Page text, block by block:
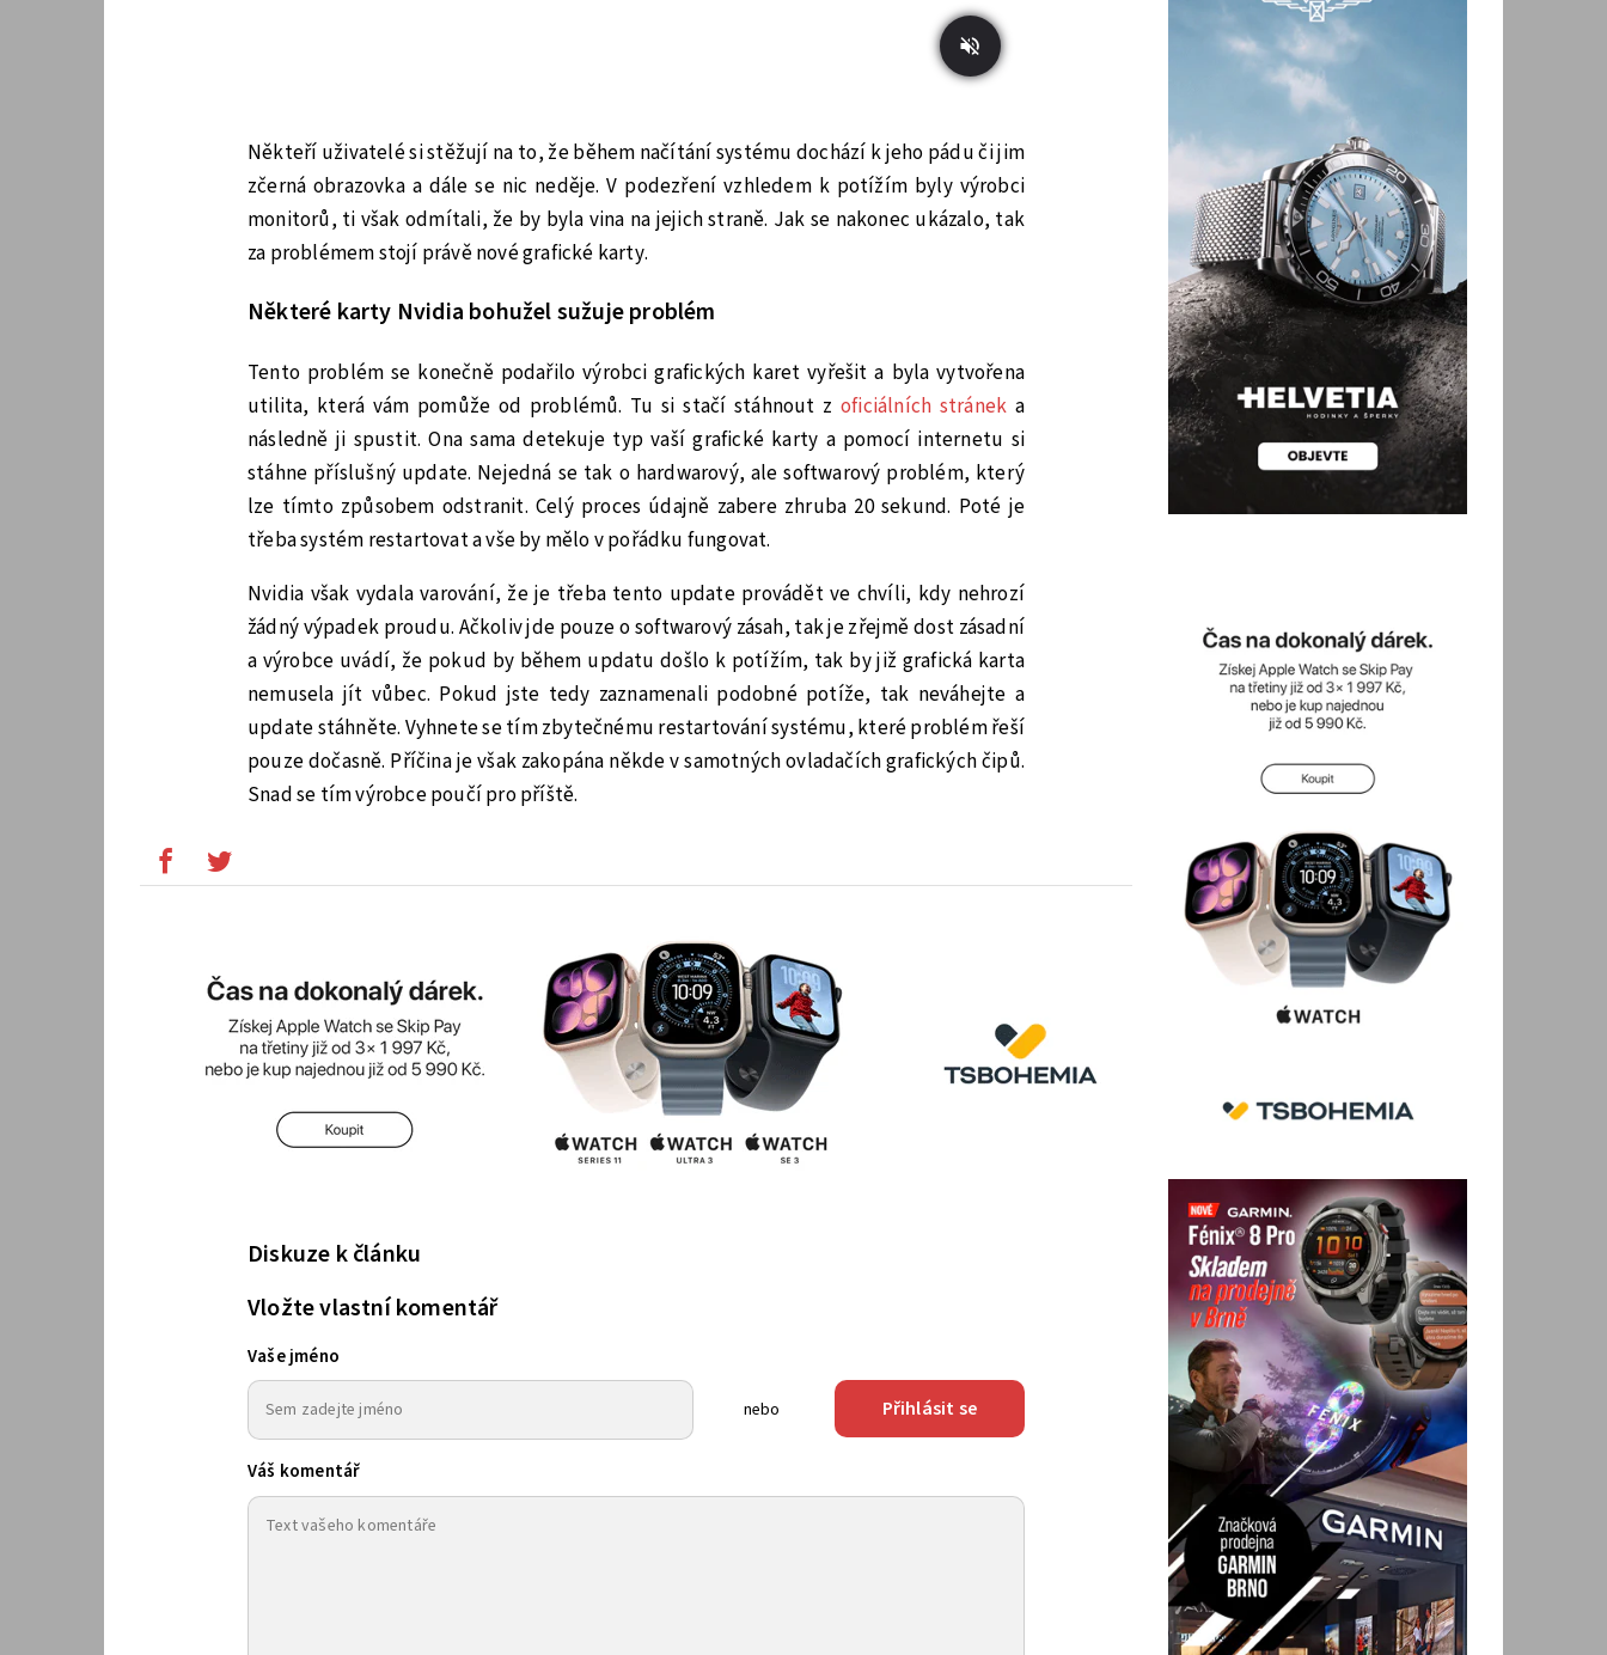
Někteří uživatelé si stěžují na to, že během načítání systému dochází k jeho pádu či jim
zčerná obrazovka a dále se nic neděje. V podezření vzhledem k potížím byly výrobci
monitorů, ti však odmítali, že by byla vina na jejich straně. Jak se nakonec ukázalo, tak
za problémem stojí právě nové grafické karty.
Některé karty Nvidia bohužel sužuje problém
Tento problém se konečně podařilo výrobci grafických karet vyřešit a byla vytvořena
utilita, která vám pomůže od problémů. Tu si stačí stáhnout z oficiálních stránek a
následně ji spustit. Ona sama detekuje typ vaší grafické karty a pomocí internetu si
stáhne příslušný update. Nejedná se tak o hardwarový, ale softwarový problém, který
lze tímto způsobem odstranit. Celý proces údajně zabere zhruba 20 sekund. Poté je
třeba systém restartovat a vše by mělo v pořádku fungovat.
Nvidia však vydala varování, že je třeba tento update provádět ve chvíli, kdy nehrozí
žádný výpadek proudu. Ačkoliv jde pouze o softwarový zásah, tak je zřejmě dost zásadní
a výrobce uvádí, že pokud by během updatu došlo k potížím, tak by již grafická karta
nemusela jít vůbec. Pokud jste tedy zaznamenali podobné potíže, tak neváhejte a
update stáhněte. Vyhnete se tím zbytečnému restartování systému, které problém řeší
pouze dočasně. Příčina je však zakopána někde v samotných ovladačích grafických čipů.
Snad se tím výrobce poučí pro příště.
Diskuze k článku
Vložte vlastní komentář
Vaše jméno
nebo Přihlásit se
Váš komentář